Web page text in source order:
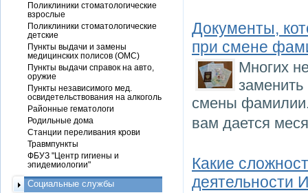
Документы,
при смене
Многих
смены
вам дается
Какие
деятельности
Поликлиники стоматологические
взрослые
Поликлиники стоматологические
детские
Пункты выдачи и замены
медицинских полисов (ОМС)
Пункты выдачи справок на авто,
оружие
Пункты независимого мед.
освидетельствования на алкоголь
Районные гематологи
Родильные дома
Станции переливания крови
Травмпункты
ФБУЗ "Центр гигиены и
эпидемиологии"
Социальные службы